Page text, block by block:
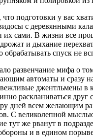
подготовки у вас
с деревянными
их сами. В жизни все
и дыхание
обрабатывать спуск не
развенчание мифа о
автоматы и сразу
джентльмены в
раскланиваться друг
дней всем желающим
С великолепной
тут же рванут в
и в едином